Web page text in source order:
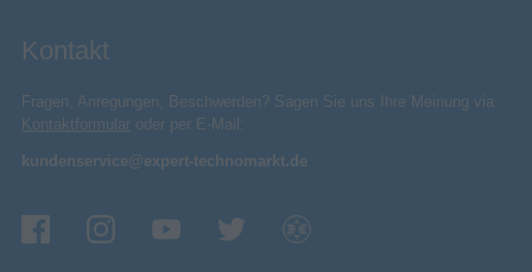
Kontakt
Fragen, Anregungen, Beschwerden? Sagen Sie uns Ihre Meinung via
Kontaktformular oder per E-Mail:
kundenservice@expert-technomarkt.de